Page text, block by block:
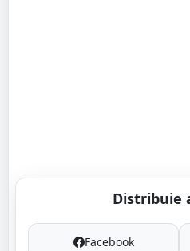
Distribuie
Facebook